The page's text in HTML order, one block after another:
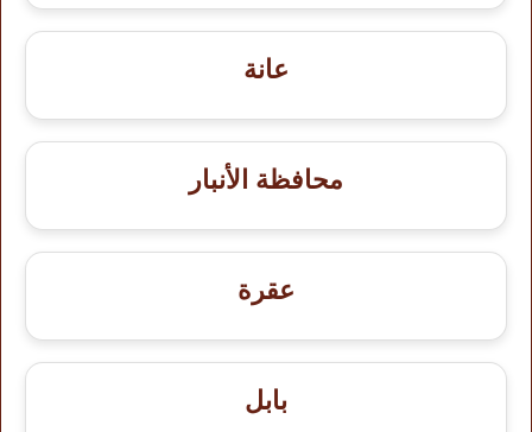
عانة
محافظة الأنبار
عقرة
بابل